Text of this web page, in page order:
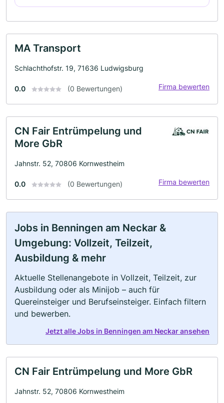
MA Transport
Schlachthofstr. 19, 71636 Ludwigsburg
0.0 (0 Bewertungen) Firma bewerten
CN Fair Entrümpelung und
More GbR
Jahnstr. 52, 70806 Kornwestheim
0.0 (0 Bewertungen) Firma bewerten
Jobs in Benningen am Neckar &
Umgebung: Vollzeit, Teilzeit,
Ausbildung & mehr
Aktuelle Stellenangebote in Vollzeit, Teilzeit, zur
Ausbildung oder als Minijob – auch für
Quereinsteiger und Berufseinsteiger. Einfach filtern
und bewerben.
Jetzt alle Jobs in Benningen am Neckar ansehen
CN Fair Entrümpelung und More GbR
Jahnstr. 52, 70806 Kornwestheim